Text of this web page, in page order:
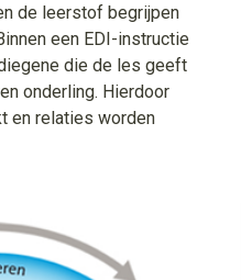
de leerstof begrijpen
een EDI-instructie
die de les geeft
onderling. Hierdoor
en relaties worden